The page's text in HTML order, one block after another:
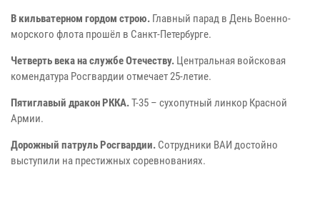
В кильватерном гордом строю. Главный парад в День Военно-
морского флота прошёл в Санкт-Петербурге.
Четверть века на службе Отечеству. Центральная войсковая
комендатура Росгвардии отмечает 25-летие.
Пятиглавый дракон РККА.Т-35 – сухопутный линкор Красной
Армии.
Дорожный патруль Росгвардии. Сотрудники ВАИ достойно
выступили на престижных соревнованиях.